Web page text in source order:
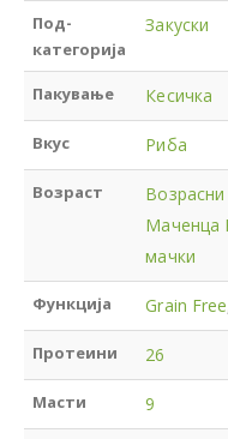
Под-
категорија
Закуски
Пакување Кесичка
Вкус Риба
Возраст
Маченца
мачки
Функција Grain Free
Протеини 26
Масти 9